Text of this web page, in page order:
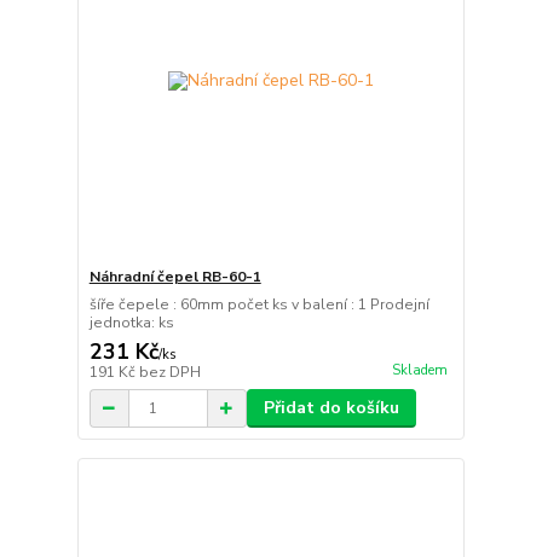
Náhradní čepel RB-60-1
šíře čepele : 60mm počet ks v balení : 1 Prodejní
jednotka: ks
231 Kč/ks
191 Kč bez DPH Skladem
Přidat do košíku